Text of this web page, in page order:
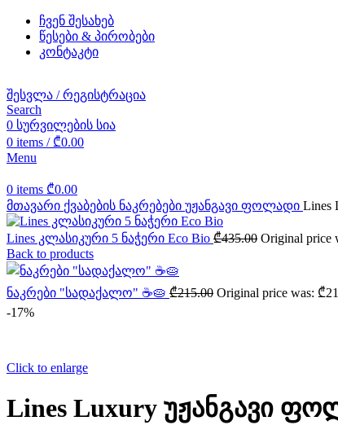
ჩვენ შესახებ
წესები & პირობები
კონტაკტი
შესვლა / რეგისტრაცია
Search
0 სურვილების სია
0 items / ₾0.00
Menu
0 items ₾0.00
მთავარი ქვაბების ნაკრებები უჟანგავი ფოლადი Lines
Lines კლასიკური 5 ნაჭერი Eco Bio ₾435.00 Original price
Back to products
ნაკრები "სადაქალო" ☕️🥧 ₾215.00 Original price was:
-17%
Click to enlarge
Lines Luxury უჟანგავი